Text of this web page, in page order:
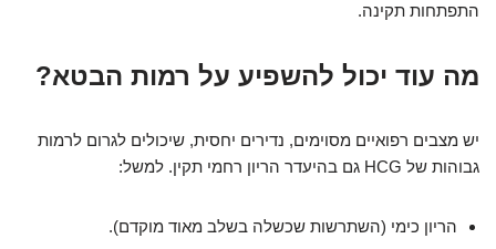
התפתחות תקינה.
מה עוד יכול להשפיע על רמות הבטא?
יש מצבים רפואיים מסוימים, נדירים יחסית, שיכולים לגרום לרמות
גבוהות של HCG גם בהיעדר הריון רחמי תקין. למשל:
הריון כימי (השתרשות שכשלה בשלב מאוד מוקדם).